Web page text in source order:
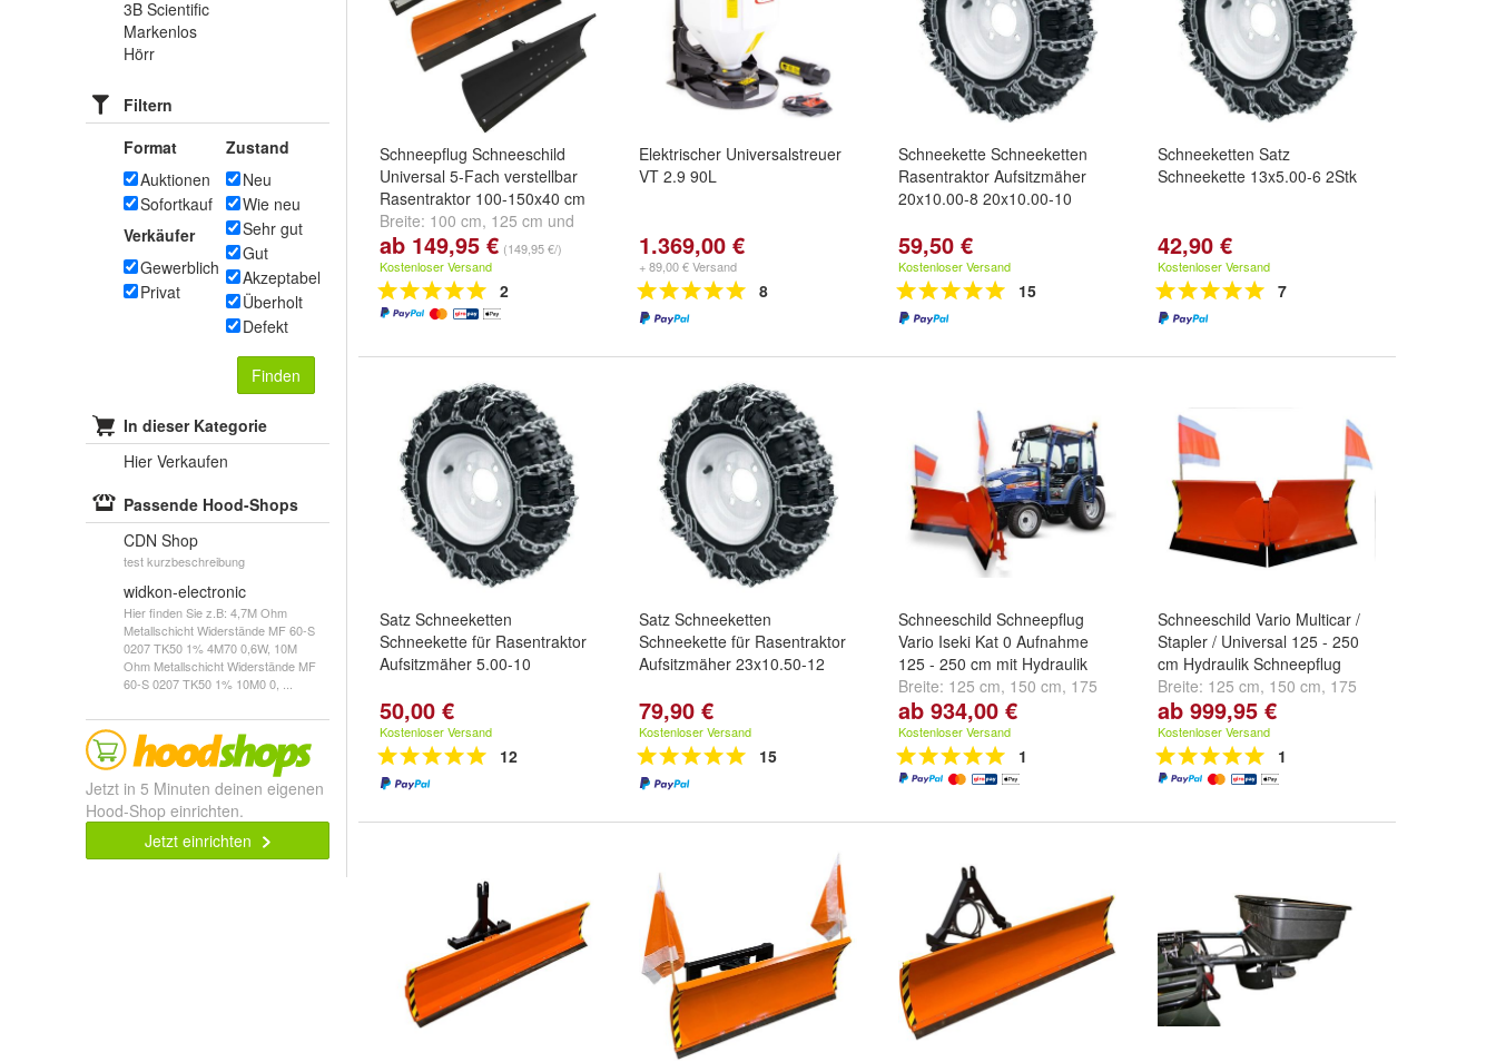
3B Scientific
Markenlos
Hörr
Filtern
Format
Auktionen
Sofortkauf
Verkäufer
Gewerblich
Privat
Zustand
Neu
Wie neu
Sehr gut
Gut
Akzeptabel
Überholt
Defekt
Finden
In dieser Kategorie
Hier Verkaufen
Passende Hood-Shops
CDN Shop
test kurzbeschreibung
widkon-electronic
Hier finden Sie z.B: 4,7M Ohm
Metallschicht Widerstände MF 60-S
0207 TK50 1% 4M70 0,6W, 10M
Ohm Metallschicht Widerstände MF
60-S 0207 TK50 1% 10M0 0, ...
Jetzt in 5 Minuten deinen eigenen
Hood-Shop einrichten.
Jetzt einrichten
Schneepflug Schneeschild
Universal 5-Fach verstellbar
Rasentraktor 100-150x40 cm
Breite: 100 cm, 125 cm und
150 cm
ab 149,95 € (149,95 €/)
Kostenloser Versand
2
Elektrischer Universalstreuer
VT 2.9 90L
1.369,00 €
+ 89,00 € Versand
8
Schneekette Schneeketten
Rasentraktor Aufsitzmäher
20x10.00-8 20x10.00-10
59,50 €
Kostenloser Versand
15
Schneeketten Satz
Schneekette 13x5.00-6 2Stk
42,90 €
Kostenloser Versand
7
Satz Schneeketten
Schneekette für Rasentraktor
Aufsitzmäher 5.00-10
50,00 €
Kostenloser Versand
12
Satz Schneeketten
Schneekette für Rasentraktor
Aufsitzmäher 23x10.50-12
79,90 €
Kostenloser Versand
15
Schneeschild Schneepflug
Vario Iseki Kat 0 Aufnahme
125 - 250 cm mit Hydraulik
Breite: 125 cm, 150 cm, 175
cmundweitere ...
ab 934,00 €
Kostenloser Versand
1
Schneeschild Vario Multicar /
Stapler / Universal 125 - 250
cm Hydraulik Schneepflug
Breite: 125 cm, 150 cm, 175
cmundweitere ...
ab 999,95 €
Kostenloser Versand
1